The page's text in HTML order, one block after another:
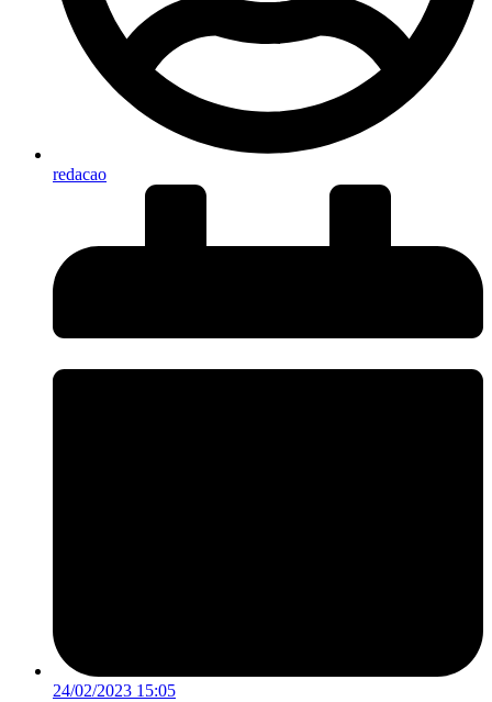
redacao
24/02/2023 15:05